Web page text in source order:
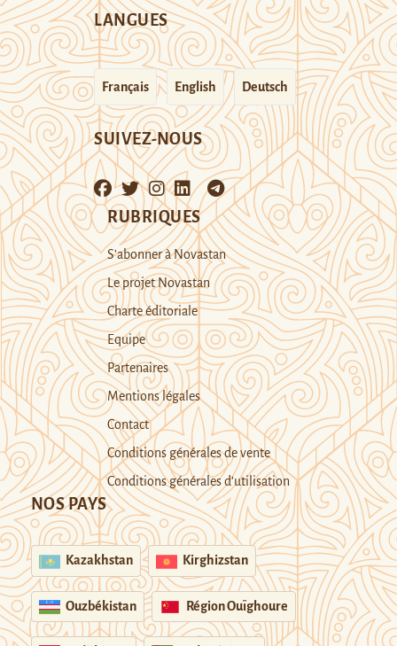
LANGUES
Français English Deutsch
SUIVEZ-NOUS
RUBRIQUES
S’abonner à Novastan
Le projet Novastan
Charte éditoriale
Equipe
Partenaires
Mentions légales
Contact
Conditions générales de vente
Conditions générales d’utilisation
NOS PAYS
Kazakhstan Kirghizstan
Ouzbékistan Région Ouïghoure